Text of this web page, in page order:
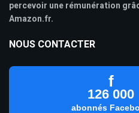
percevoir une rémunération
Amazon.fr.
NOUS CONTACTER
f
126 000
abonnés